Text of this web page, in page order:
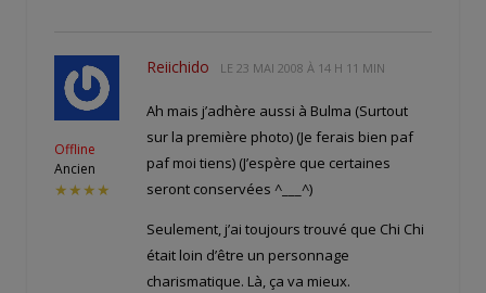
Offline
Ancien
★★★★
Reiichido LE 23 MAI 2008 À 14 H 11 MIN
Ah mais j’adhère aussi à Bulma (Surtout
sur la première photo) (Je ferais bien paf
paf moi tiens) (J’espère que certaines
seront conservées ^___^)
Seulement, j’ai toujours trouvé que Chi Chi
était loin d’être un personnage
charismatique. Là, ça va mieux.